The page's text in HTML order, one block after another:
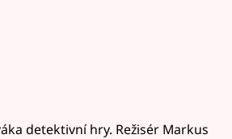
detektivní hry. Režisér Markus